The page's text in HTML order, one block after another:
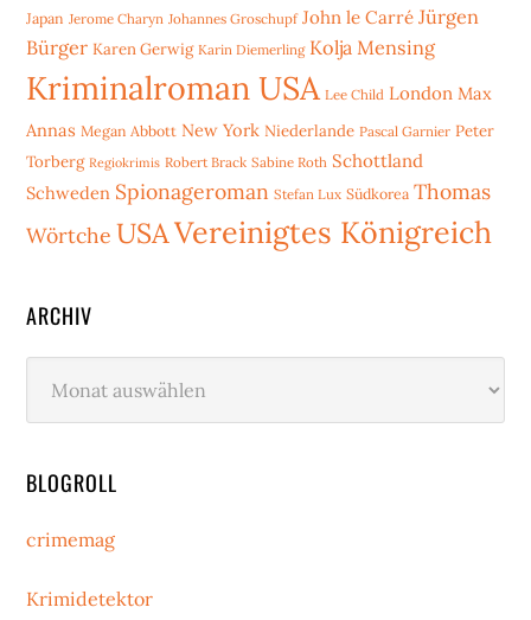
Japan Jerome Charyn Johannes Groschupf John le Carré Jürgen
Bürger Karen Gerwig Karin Diemerling Kolja Mensing
Kriminalroman USA Lee Child London Max
Annas Megan Abbott New York Niederlande Pascal Garnier Peter
Torberg Regiokrimis Robert Brack Sabine Roth Schottland
Schweden Spionageroman Stefan Lux Südkorea Thomas
Wörtche USAVereinigtes Königreich
ARCHIV
BLOGROLL
crimemag
Krimidetektor